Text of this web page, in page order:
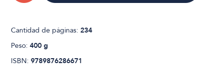
Cantidad de páginas:234
Peso:400 g
ISBN:9789876286671